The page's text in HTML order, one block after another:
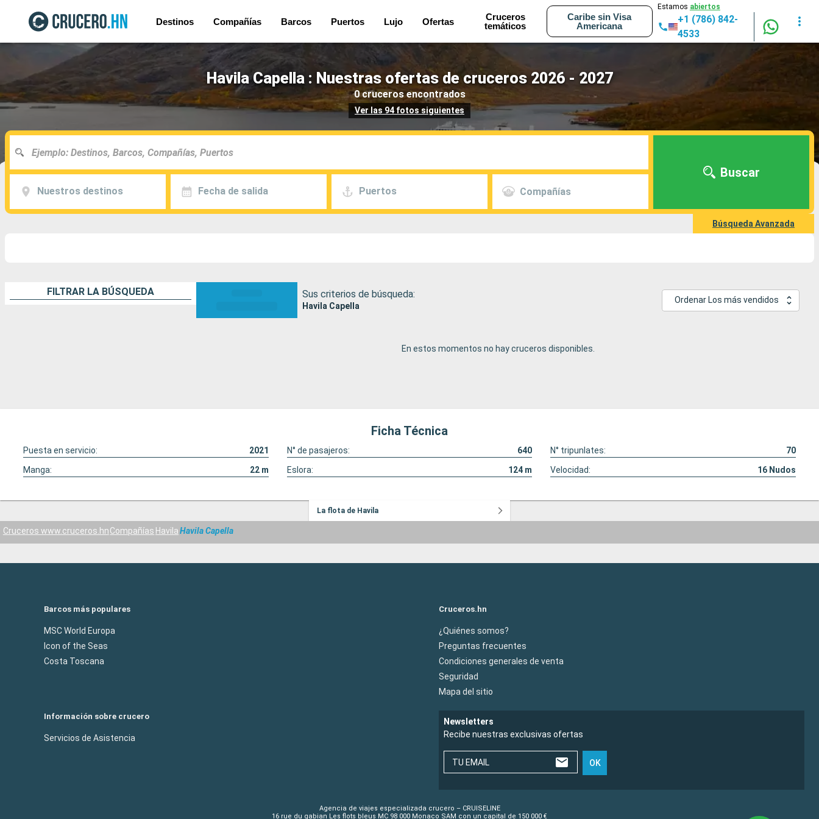
Destinos Compañías Barcos Puertos Lujo Ofertas
Cruceros
temáticos
Caribe sin Visa
Americana
Estamos abiertos
+1 (786) 842-
4533
Havila Capella : Nuestras ofertas de cruceros 2026 - 2027
0 cruceros encontrados
Ver las 94 fotos siguientes
Nuestros destinos Fecha de salida Puertos Compañías
Buscar
Búsqueda Avanzada
FILTRAR LA BÚSQUEDA Sus criterios de búsqueda:
Havila Capella
Ordenar Los más vendidos
En estos momentos no hay cruceros disponibles.
Ficha Técnica
Puesta en servicio: 2021 N° de pasajeros: 640 N° tripunlates:
70
Manga:
22m Eslora: 124 m Velocidad: 16 Nudos
La flota de Havila
Cruceros www.cruceros.hnCompañías HavilaHavila Capella
Barcos más populares
MSC World Europa
Icon of the Seas
Costa Toscana
Cruceros.hn
¿Quiénes somos?
Preguntas frecuentes
Condiciones generales de venta
Seguridad
Mapa del sitio
Información sobre crucero
Servicios de Asistencia
Newsletters
Recibe nuestras exclusivas ofertas
TU EMAIL OK
Agencia de viajes especializada crucero – CRUISELINE
16 rue du gabian Les flots bleus MC 98 000 Monaco SAM con un capital de 150 000 €